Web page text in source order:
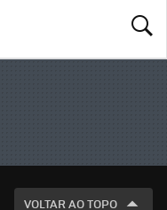
VOLTAR AO TOPO